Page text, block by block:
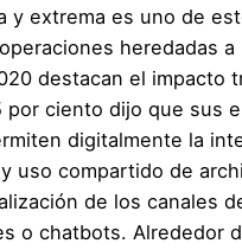
y extrema es uno de
heredadas
destacan el impacto
ciento dijo que sus
digitalmente la
uso compartido de
de los canales
o chatbots. Alrededor